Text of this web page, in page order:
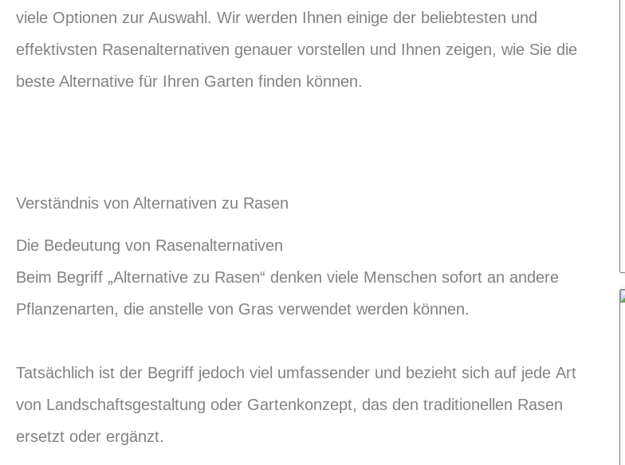
viele Optionen zur Auswahl. Wir werden Ihnen einige der beliebtesten und
effektivsten Rasenalternativen genauer vorstellen und Ihnen zeigen, wie Sie die
beste Alternative für Ihren Garten finden können.
Verständnis von Alternativen zu Rasen
Die Bedeutung von Rasenalternativen
Beim Begriff „Alternative zu Rasen“ denken viele Menschen sofort an andere
Pflanzenarten, die anstelle von Gras verwendet werden können.
Tatsächlich ist der Begriff jedoch viel umfassender und bezieht sich auf jede Art
von Landschaftsgestaltung oder Gartenkonzept, das den traditionellen Rasen
ersetzt oder ergänzt.